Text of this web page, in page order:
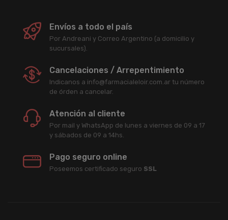
Envíos a todo el país
Por Andreani y Correo Argentino (a domicilio y
sucursales).
Cancelaciones / Arrepentimiento
Indicanos a info@farmacialeloir.com.ar tu número
de órden a cancelar.
Atención al cliente
Por mail y WhatsApp de lunes a viernes de 09 a 17
y sábados de 09 a 14hs.
Pago seguro online
Poseemos certificado seguro SSL